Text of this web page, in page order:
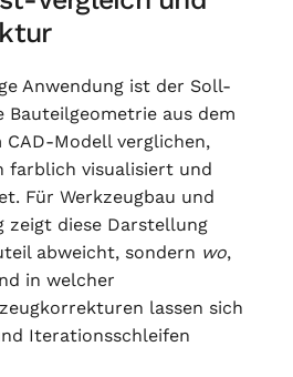
Anwendung ist der Soll-
Bauteilgeometrie aus dem
Modell verglichen,
farblich visualisiert und
Für Werkzeugbau und
zeigt diese Darstellung
abweicht, sondern wo,
in welcher
lassen sich
Iterationsschleifen